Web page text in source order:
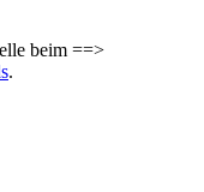
beim ==>
.